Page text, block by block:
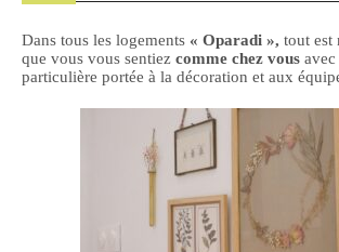
Dans tous les logements « Oparadi », tout est
que vous vous sentiez comme chez vous
particulière portée à la décoration et aux